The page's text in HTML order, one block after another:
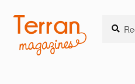
Aller
la
Aller
au
contenu
pour :